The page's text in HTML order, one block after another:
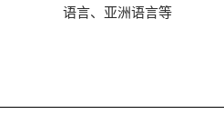
语言、亚洲语言等